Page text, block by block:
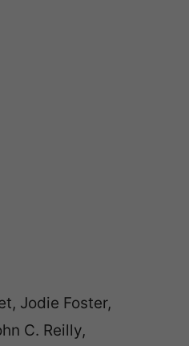
Jodie Foster,
C. Reilly,